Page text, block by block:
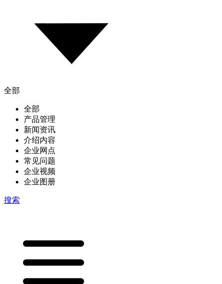
全部
全部
产品管理
新闻资讯
介绍内容
企业网点
常见问题
企业视频
企业图册
搜索